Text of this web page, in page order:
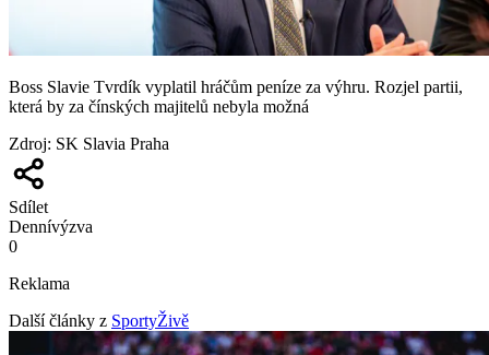
Boss Slavie Tvrdík vyplatil hráčům peníze za výhru. Rozjel partii,
která by za čínských majitelů nebyla možná
Zdroj: SK Slavia Praha
Sdílet
Dennívýzva
0
Reklama
Další články z SportyŽivě